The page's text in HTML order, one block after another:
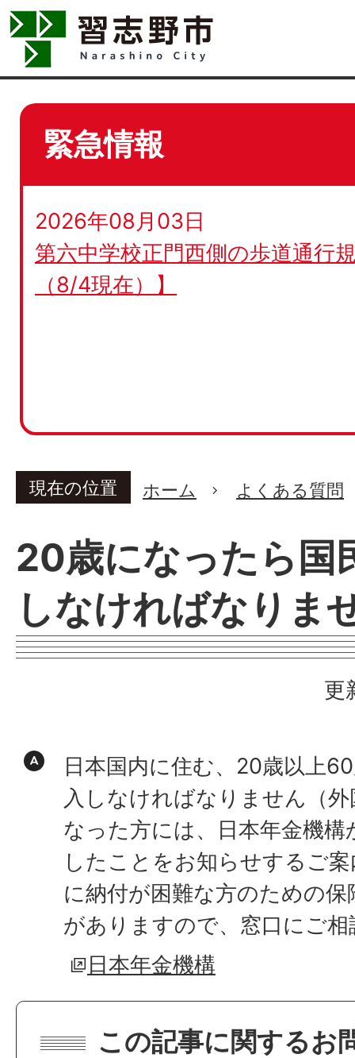
緊急情報
2026年08月03日
第六中学校正門西側の歩道通行
（8/4現在）】
現在の位置 ホーム よくある質問
20歳になったら国
しなければなりま
更
日本国内に住む、20歳以上
入しなければなりません（
なった方には、日本年金機
したことをお知らせするご
に納付が困難な方のための
がありますので、窓口にご
日本年金機構
この記事に関するお